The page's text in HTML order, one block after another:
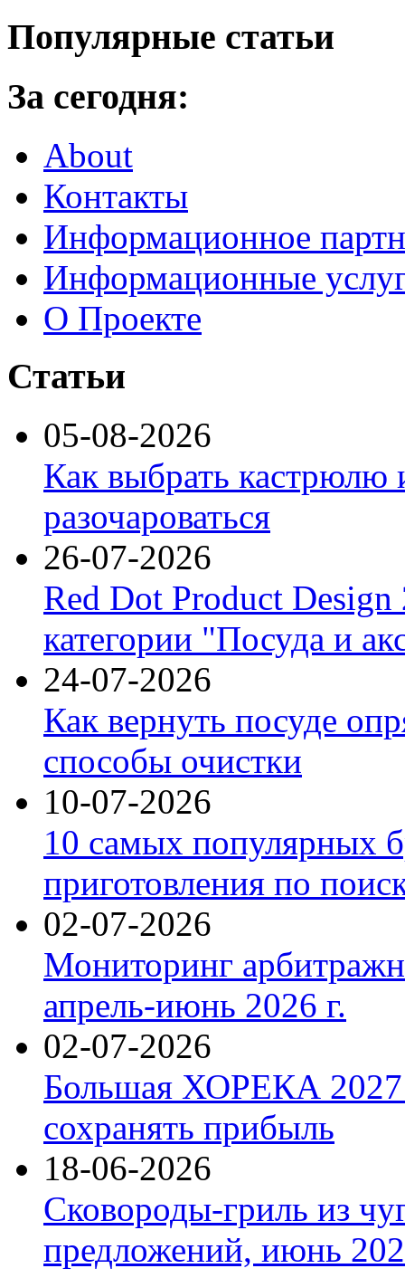
Популярные статьи
За сегодня:
About
Контакты
Информационное
Информационные
О Проекте
Статьи
05-08-2026
Как выбрать кастрюлю
разочароваться
26-07-2026
Red Dot Product Design
категории "Посуда и
24-07-2026
Как вернуть посуде
способы очистки
10-07-2026
10 самых популярных
приготовления по
02-07-2026
Мониторинг
апрель-июнь 2026 г.
02-07-2026
Большая ХОРЕКА 2027:
сохранять прибыль
18-06-2026
Сковороды-гриль из
предложений, июнь